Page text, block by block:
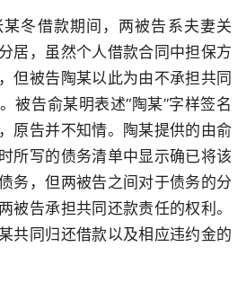
冬借款期间，两被告系夫妻关
居，虽然个人借款合同中担保方
但被告陶某以此为由不承担共同
被告俞某明表述“陶某”字样签名
原告并不知情。陶某提供的由俞
所写的债务清单中显示确已将该
务，但两被告之间对于债务的分
被告承担共同还款责任的权利。
共同归还借款以及相应违约金的